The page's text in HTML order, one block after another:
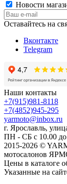
Новости
Оставайтесь на
Вконтакте
Telegram
Наши контакты
+7(915)981-8118
+7(4852)945-295
yarmoto@inbox.ru
г. Ярославль,
ПН - СБ с 10.00 до
2015-2026 ©
мотосалонов
Цены в каталоге
Указанные на